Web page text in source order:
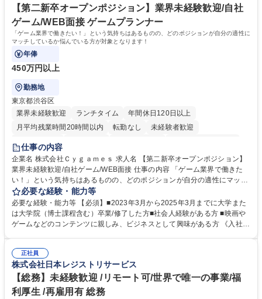
休日125日
【第二新卒オープンポジション】業界未経験歓迎/自社
ゲーム/WEB面接 ゲームプランナー
「ゲーム業界で働きたい！」という気持ちはあるものの、どのポジションが自分の適性に
マッチしているか悩んでいる方が対象となります！
年俸
450万円以上
勤務地
東京都渋谷区
業界未経験歓迎
ランチタイム
年間休日120日以上
月平均残業時間20時間以内
転勤なし
未経験者歓迎
住宅手当あり
交通費支給
土日祝休み 服装自由 昼食補助あり
第二新卒歓迎
食事補助あり
仕事の内容
企業名 株式会社Ｃｙｇａｍｅｓ 求人名 【第二新卒オープンポジション】
業界未経験歓迎/自社ゲーム/WEB面接 仕事の内容 「ゲーム業界で働きた
い！」という気持ちはあるものの、どのポジションが自分の適性にマッチ
しているか悩んでいる方が対象となります！ 総合職（プランナー/データ
アナリストなど）、技術職（開発エンジニ ア/インフラエンジニアな
ど）、デザイン職（デザイナー/イラストレ ーターなど）等から、面接で
ご希望と適正にマッチしたポジションをご案内いたします。ゲームやエン
のご応募をお待ちしております。 募集職種 【第二新卒オープンポジショ
ン】業界未経験歓迎/自社ゲーム/WEB面接
必要な経験・能力等
必要な経験・能力等 【必須】■2023年3月から2025年3月までに大学また
は大学院（博士課程含む）卒業/修了した方■社会人経験がある方 ■映画や
ゲームなどのコンテンツに親しみ、ビジネスとして興味がある方 《入社実
正社員
株式会社日本レジストリサービス
【総務】未経験歓迎 /リモート可/世界で唯一の事業/福
利厚生 /再雇用有 総務